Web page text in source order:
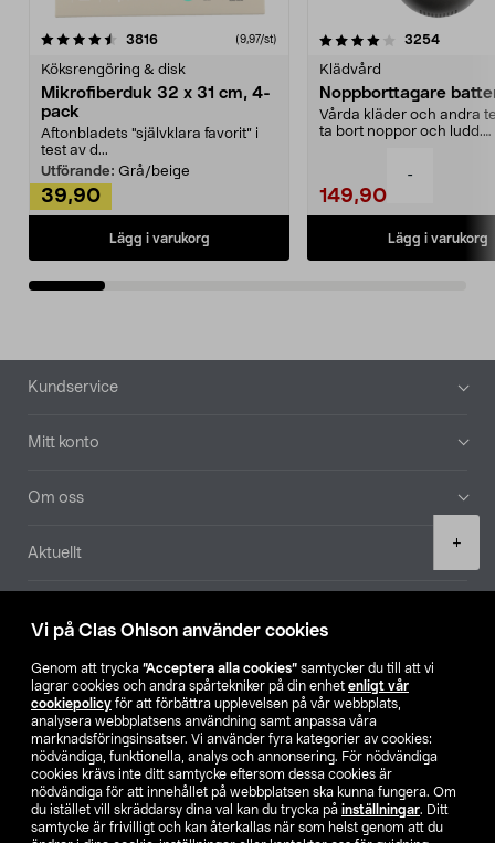
Vi på Clas Ohlson använder cookies
Genom att trycka ”Acceptera alla cookies” samtycker du till att vi
lagrar cookies och andra spårtekniker på din enhet enligt vår
cookiepolicy för att förbättra upplevelsen på vår webbplats,
analysera webbplatsens användning samt anpassa våra
marknadsföringsinsatser. Vi använder fyra kategorier av cookies:
nödvändiga, funktionella, analys och annonsering. För nödvändiga
cookies krävs inte ditt samtycke eftersom dessa cookies är
nödvändiga för att innehållet på webbplatsen ska kunna fungera. Om
du istället vill skräddarsy dina val kan du trycka på inställningar. Ditt
samtycke är frivilligt och kan återkallas när som helst genom att du
-
+
3816recensioner (9,97/st)
Köksrengöring & disk
Mikrofiberduk 32 x 31 cm, 4-
pack
Aftonbladets "självklara favorit” i
test av d...
Utförande: Grå/beige
39,90
Lägg i varukorg
4.0av 5 stjärnor 3254
Klädvård
Noppborttagare
Vårda kläder och andra
ta bort noppor och ludd.
149,90
Lägg i varukorg
4.5av 5 stjärnor
Sidfot
Kundservice
Mitt konto
Om oss
Aktuellt
Hitta butik
SE NO FI